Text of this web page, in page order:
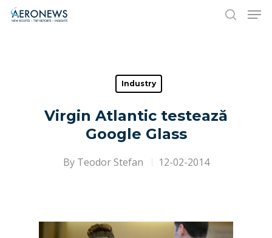
Hit enter to search or ESC to close
Industry
Virgin Atlantic testează
Google Glass
By Teodor Stefan 12-02-2014